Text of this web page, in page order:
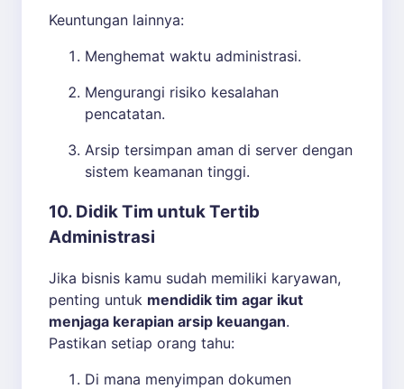
Keuntungan lainnya:
Menghemat waktu administrasi.
Mengurangi risiko kesalahan
pencatatan.
Arsip tersimpan aman di server dengan
sistem keamanan tinggi.
10. Didik Tim untuk Tertib
Administrasi
Jika bisnis kamu sudah memiliki karyawan,
penting untuk mendidik tim agar ikut
menjaga kerapian arsip keuangan.
Pastikan setiap orang tahu:
Di mana menyimpan dokumen